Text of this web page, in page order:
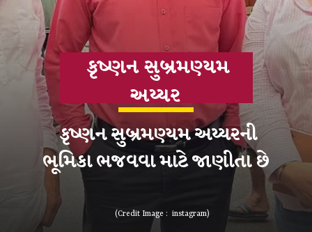
કૃષ્ણન સુબ્રમણ્યમ અય્યરની
કૃષ્ણન સુબ્રમણ્યમ
(Credit Image : instagram)